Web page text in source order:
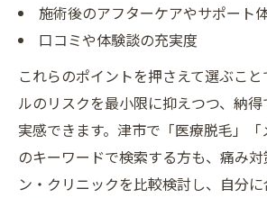
施術後のアフターケアやサポート
口コミや体験談の充実度
これらのポイントを押さえて選ぶこ
ルのリスクを最小限に抑えつつ、納
実感できます。津市で「医療脱毛」
のキーワードで検索する方も、痛み
ン・クリニックを比較検討し、自分